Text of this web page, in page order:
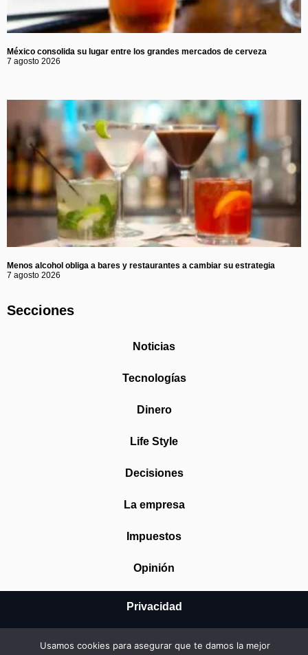
México consolida su lugar entre los grandes mercados de cerveza
7 agosto 2026
Menos alcohol obliga a bares y restaurantes a cambiar su estrategia
7 agosto 2026
Secciones
Noticias
Tecnologías
Dinero
Life Style
Decisiones
La empresa
Impuestos
Opinión
Privacidad
Usamos cookies para asegurar que te damos la mejor